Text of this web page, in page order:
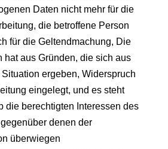
Daten nicht mehr für die
die betroffene Person
für die Geltendmachung, Die
hat aus Gründen, die sich aus
ergeben, Widerspruch
eingelegt, und es steht
die berechtigten Interessen des
denen der
überwiegen